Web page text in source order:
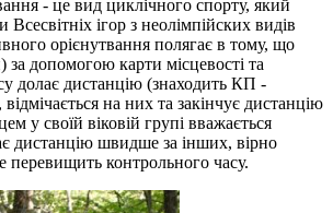
- це вид циклічного спорту, який
ігор з неолімпійских видів
орієнутвання полягає в тому, що
за допомогою карти місцевості та
долає дистанцію (знаходить КП -
на них та закінчує дистанцію
у своїй віковій групі вважається
дистанцію швидше за інших, вірно
перевищить контрольного часу.